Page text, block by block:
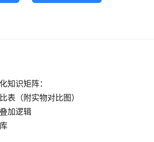
知识矩阵：
表（附实物对比图）
加逻辑